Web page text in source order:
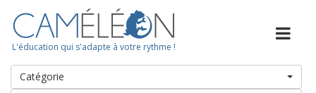
L'éducation qui s'adapte à votre rythme !
Catégorie